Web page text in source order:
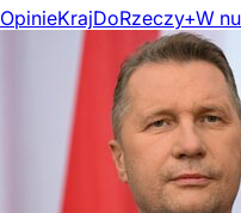
OpinieKrajDoRzeczy+W